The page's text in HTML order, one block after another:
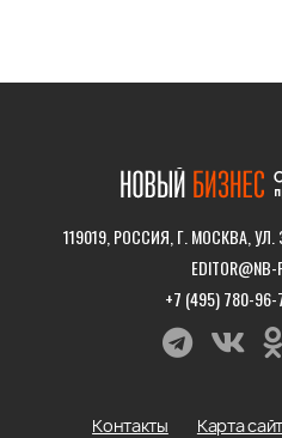
119019, РОССИЯ, Г. МОСКВА,
EDITOR@NB-
+7 (495) 780-96-
Контакты Карта